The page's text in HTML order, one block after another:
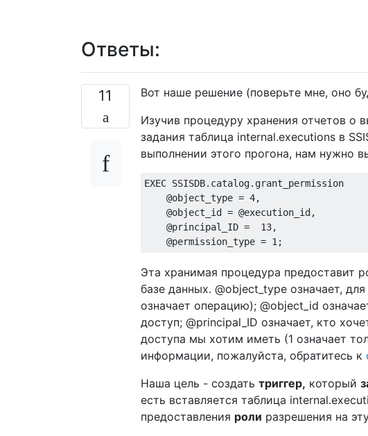
Ответы:
11
Вот наше решение (поверьте мне, оно
Изучив процедуру хранения отчетов
задания таблица internal.executions в
выполнении этого прогона, нам нужно
EXEC SSISDB. catalog. grant_permission
@object_type = 4,
@object_id = @execution_id,
@principal_ID = 13,
@permission_type = 1 ;
Эта хранимая процедура предоставит
базе данных. @object_type означает,
означает операцию); @object_id
доступ; @principal_ID означает, кто
доступа мы хотим иметь (1 означает
информации, пожалуйста, обратитесь к
Наша цель - создать триггер, который
есть вставляется таблица
предоставления роли разрешения на